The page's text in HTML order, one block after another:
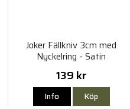
Joker Fällkniv 3cm med
Nyckelring - Satin
139 kr
Info Köp